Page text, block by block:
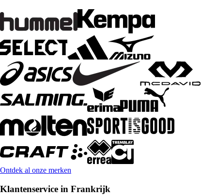
Ontdek al onze merken
Klantenservice in Frankrijk